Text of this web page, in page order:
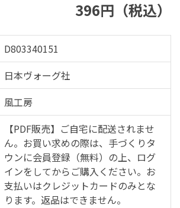
396円（税込）
D803340151
日本ヴォーグ社
風工房
【PDF販売】ご自宅に配送されませ
ん。お買い求めの際は、手づくりタ
ウンに会員登録（無料）の上、ログ
インをしてからご購入ください。お
支払いはクレジットカードのみとな
ります。返品はできません。